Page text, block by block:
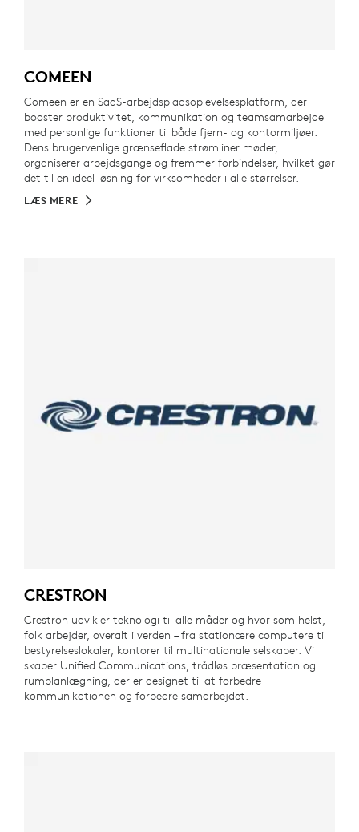
COMEEN
Comeen er en SaaS-arbejdspladsoplevelsesplatform, der
booster produktivitet, kommunikation og teamsamarbejde
med personlige funktioner til både fjern- og kontormiljøer.
Dens brugervenlige grænseflade strømliner møder,
organiserer arbejdsgange og fremmer forbindelser, hvilket gør
det til en ideel løsning for virksomheder i alle størrelser.
LÆS MERE
CRESTRON
Crestron udvikler teknologi til alle måder og hvor som helst,
folk arbejder, overalt i verden – fra stationære computere til
bestyrelseslokaler, kontorer til multinationale selskaber. Vi
skaber Unified Communications, trådløs præsentation og
rumplanlægning, der er designet til at forbedre
kommunikationen og forbedre samarbejdet.